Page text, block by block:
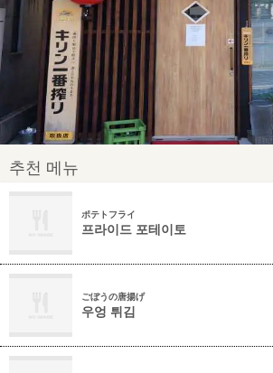
추천 메뉴
ポテトフライ
프라이드 포테이토
ごぼうの唐揚げ
우엉 튀김